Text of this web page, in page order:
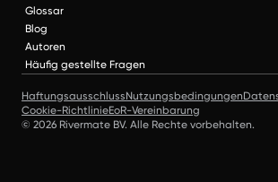
Glossar
Blog
Autoren
Häufig gestellte Fragen
HaftungsausschlussNutzungsbedingungen
Cookie-RichtlinieEoR-Vereinbarung
© 2026 Rivermate BV. Alle Rechte vorbehalten.